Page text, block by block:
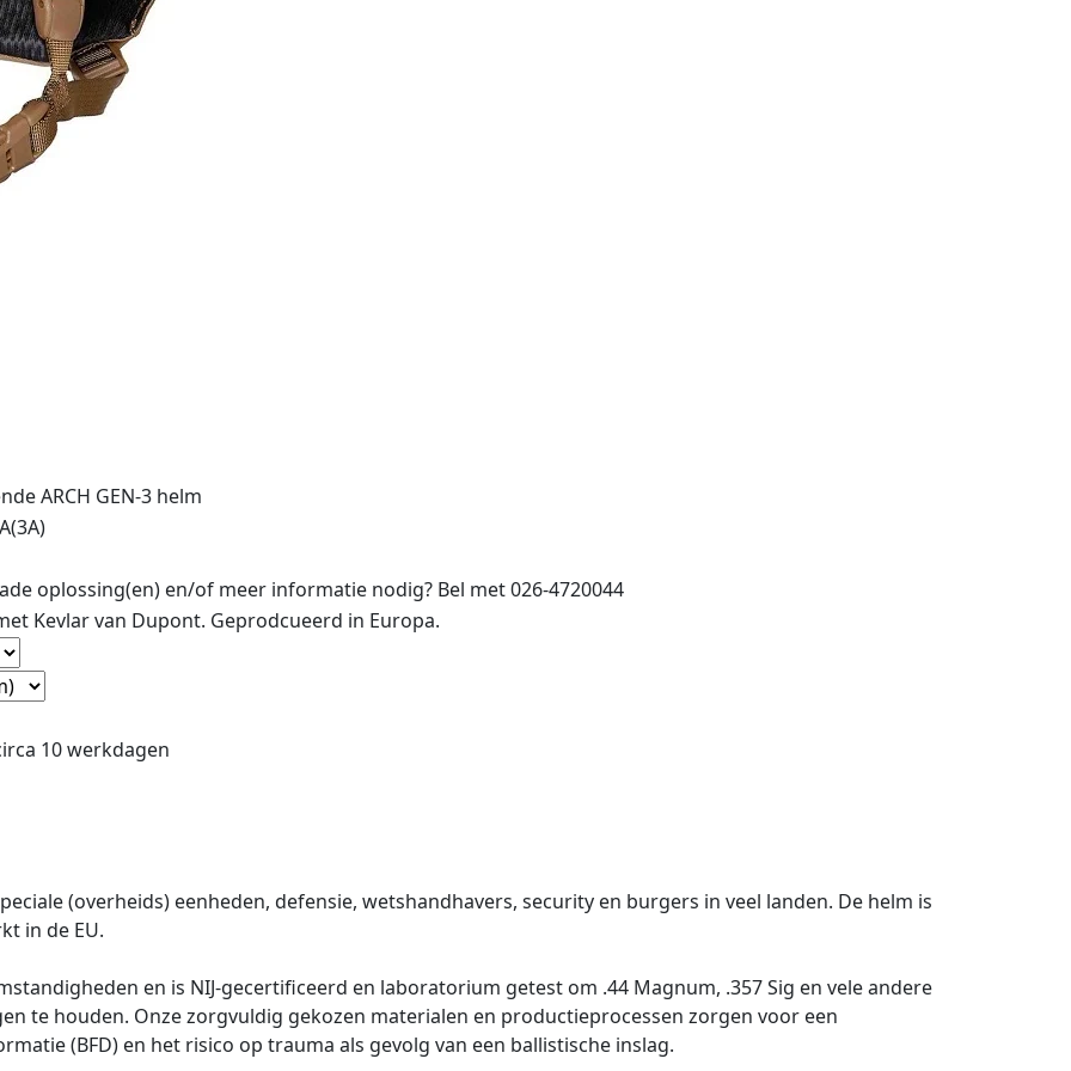
ARCH GEN-3 helm
oplossing(en) en/of meer informatie nodig? Bel met 026-4720044
Kevlar van Dupont. Geprodcueerd in Europa.
10 werkdagen
(overheids) eenheden, defensie, wetshandhavers, security en burgers in veel landen. De helm is
in de EU.
en is NIJ-gecertificeerd en laboratorium getest om .44 Magnum, .357 Sig en vele andere
te houden. Onze zorgvuldig gekozen materialen en productieprocessen zorgen voor een
(BFD) en het risico op trauma als gevolg van een ballistische inslag.